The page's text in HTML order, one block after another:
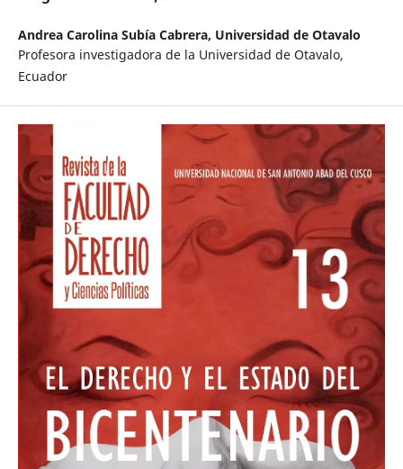
Andrea Carolina Subía Cabrera, Universidad de Otavalo
Profesora investigadora de la Universidad de Otavalo,
Ecuador